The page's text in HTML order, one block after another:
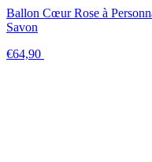
Ballon Cœur Rose à
Savon
€64,90